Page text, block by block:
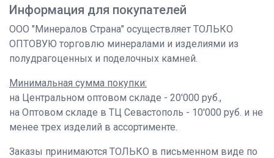
Информация для покупателей
ООО "Минералов Страна" осуществляет ТОЛЬКО
ОПТОВУЮ торговлю минералами и изделиями из
полудрагоценных и поделочных камней.
Минимальная сумма покупки:
на Центральном оптовом складе - 20'000 руб.,
на Оптовом складе в ТЦ Севастополь - 10'000 руб. и не
менее трех изделий в ассортименте.
Заказы принимаются ТОЛЬКО в письменном виде по